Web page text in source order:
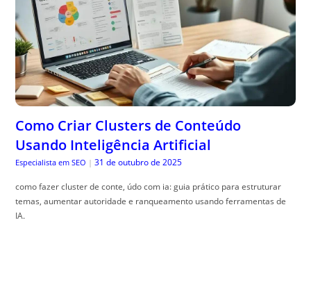
Como Criar Clusters de Conteúdo
Usando Inteligência Artificial
Especialista em SEO | 31 de outubro de 2025
como fazer cluster de conte, údo com ia: guia prático para estruturar
temas, aumentar autoridade e ranqueamento usando ferramentas de
IA.